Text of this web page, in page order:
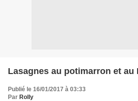
Lasagnes au potimarron et au
Publié le 16/01/2017 à 03:33
Par Rolly